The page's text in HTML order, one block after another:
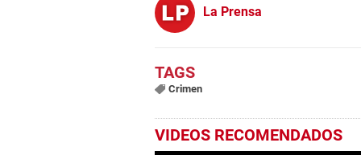
La Prensa
Crimen
VIDEOS RECOMENDADOS